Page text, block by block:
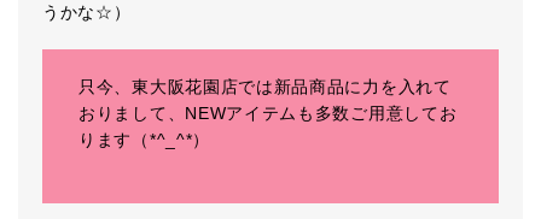
うかな☆）
只今、東大阪花園店では新品商品に力を入れて
おりまして、NEWアイテムも多数ご用意してお
ります（*^_^*）